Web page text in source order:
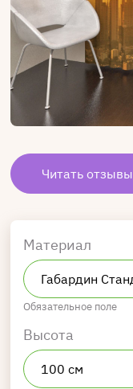
Читать отзывы
Материал
Обязательное поле
Высота